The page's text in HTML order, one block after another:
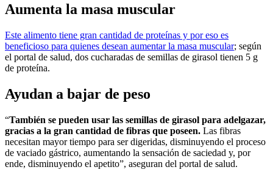
Aumenta la masa muscular
Este alimento tiene gran cantidad de proteínas y por eso es
beneficioso para quienes desean aumentar la masa muscular; según
el portal de salud, dos cucharadas de semillas de girasol tienen 5 g
de proteína.
Ayudan a bajar de peso
“También se pueden usar las semillas de girasol para adelgazar,
gracias a la gran cantidad de fibras que poseen. Las fibras
necesitan mayor tiempo para ser digeridas, disminuyendo el proceso
de vaciado gástrico, aumentando la sensación de saciedad y, por
ende, disminuyendo el apetito”, aseguran del portal de salud.